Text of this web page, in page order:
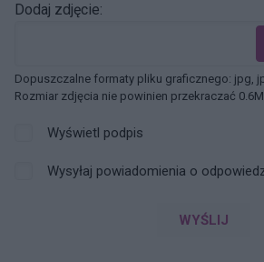
Dodaj zdjęcie:
Dopuszczalne formaty pliku graficznego: jpg,
Rozmiar zdjęcia nie powinien przekraczać
Wyświetl podpis
Wysyłaj powiadomienia o
WYŚLIJ